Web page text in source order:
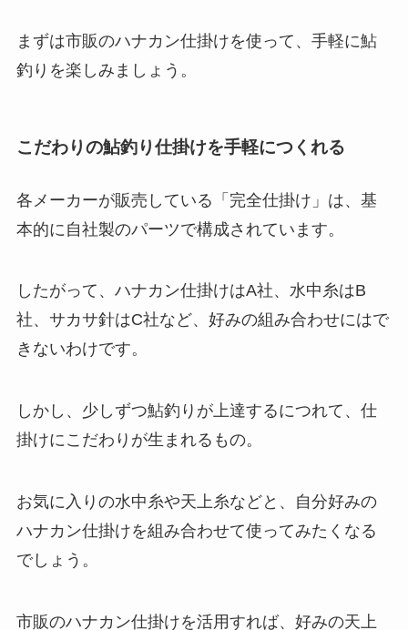
まずは市販のハナカン仕掛けを使って、手軽に鮎
釣りを楽しみましょう。
こだわりの鮎釣り仕掛けを手軽につくれる
各メーカーが販売している「完全仕掛け」は、基
本的に自社製のパーツで構成されています。
したがって、ハナカン仕掛けはA社、水中糸はB
社、サカサ針はC社など、好みの組み合わせにはで
きないわけです。
しかし、少しずつ鮎釣りが上達するにつれて、仕
掛けにこだわりが生まれるもの。
お気に入りの水中糸や天上糸などと、自分好みの
ハナカン仕掛けを組み合わせて使ってみたくなる
でしょう。
市販のハナカン仕掛けを活用すれば、好みの天上